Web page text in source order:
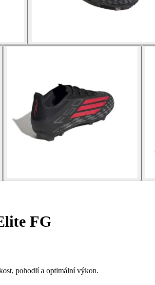
FG
pohodlí a optimální výkon.